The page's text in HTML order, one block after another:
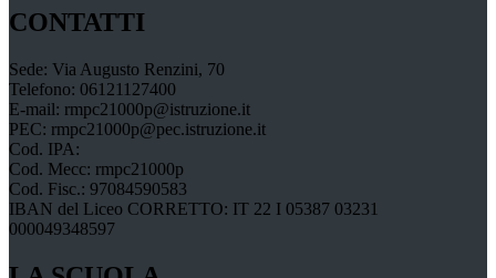
CONTATTI
Sede: Via Augusto Renzini, 70
Telefono: 06121127400
E-mail: rmpc21000p@istruzione.it
PEC: rmpc21000p@pec.istruzione.it
Cod. IPA:
Cod. Mecc: rmpc21000p
Cod. Fisc.: 97084590583
IBAN del Liceo CORRETTO: IT 22 I 05387 03231
000049348597